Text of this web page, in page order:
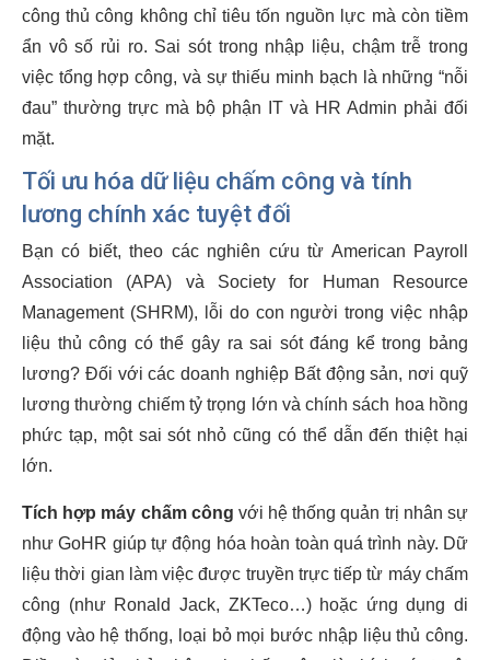
công thủ công không chỉ tiêu tốn nguồn lực mà còn tiềm
ẩn vô số rủi ro. Sai sót trong nhập liệu, chậm trễ trong
việc tổng hợp công, và sự thiếu minh bạch là những “nỗi
đau” thường trực mà bộ phận IT và HR Admin phải đối
mặt.
Tối ưu hóa dữ liệu chấm công và tính
lương chính xác tuyệt đối
Bạn có biết, theo các nghiên cứu từ American Payroll
Association (APA) và Society for Human Resource
Management (SHRM), lỗi do con người trong việc nhập
liệu thủ công có thể gây ra sai sót đáng kể trong bảng
lương? Đối với các doanh nghiệp Bất động sản, nơi quỹ
lương thường chiếm tỷ trọng lớn và chính sách hoa hồng
phức tạp, một sai sót nhỏ cũng có thể dẫn đến thiệt hại
lớn.
Tích hợp máy chấm công với hệ thống quản trị nhân sự
như GoHR giúp tự động hóa hoàn toàn quá trình này. Dữ
liệu thời gian làm việc được truyền trực tiếp từ máy chấm
công (như Ronald Jack, ZKTeco…) hoặc ứng dụng di
động vào hệ thống, loại bỏ mọi bước nhập liệu thủ công.